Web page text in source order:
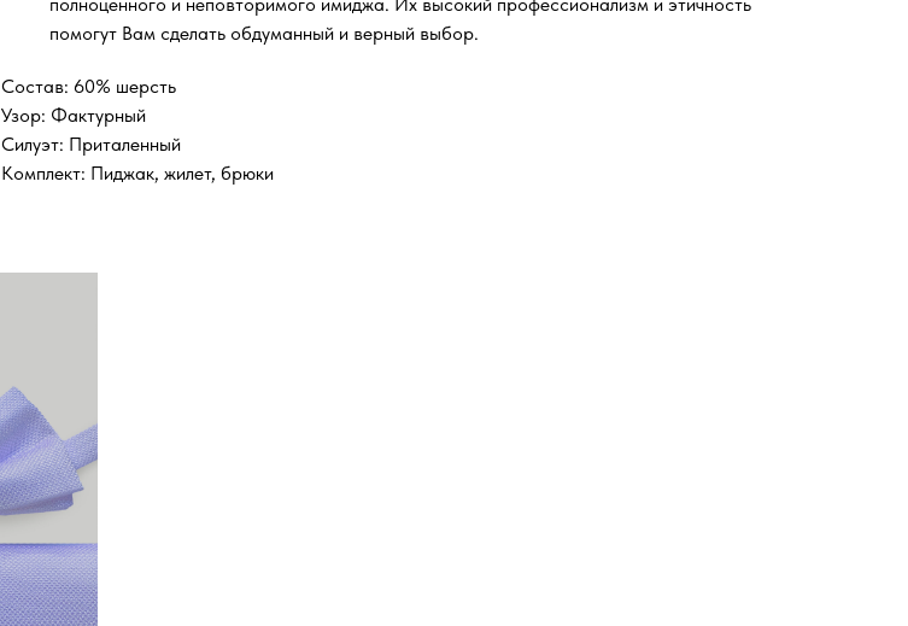
полноценного и неповторимого имиджа. Их высокий профессионализм и этичность
помогут Вам сделать обдуманный и верный выбор.
Состав: 60% шерсть
Узор: Фактурный
Силуэт: Приталенный
Комплект: Пиджак, жилет, брюки